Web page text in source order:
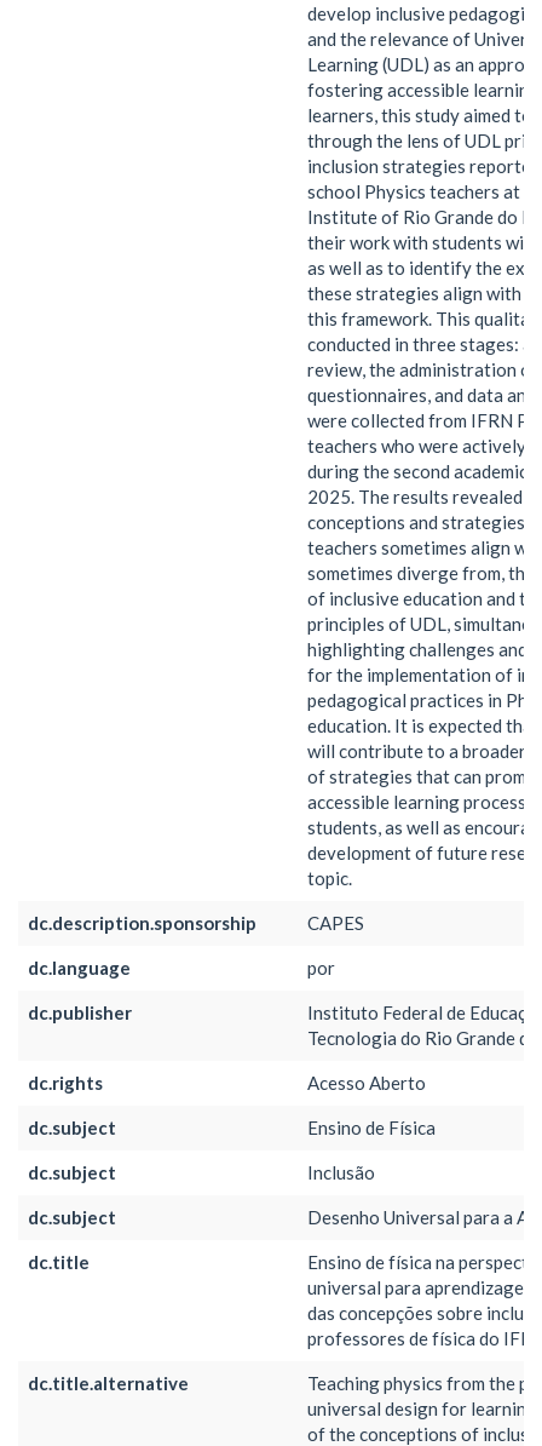
develop inclusive
and the relevance of
Learning (UDL) as an
fostering accessible
learners, this study aimed to
through the lens of UDL
inclusion strategies
school Physics teachers at
Institute of Rio Grande do
their work with students
as well as to identify the
these strategies align with
this framework. This
conducted in three stages:
review, the administration of
questionnaires, and data
were collected from IFRN
teachers who were actively
during the second academic
2025. The results revealed
conceptions and strategies
teachers sometimes align
sometimes diverge from, the
of inclusive education and
principles of UDL,
highlighting challenges and
for the implementation of
pedagogical practices in
education. It is expected
will contribute to a broader
of strategies that can
accessible learning process
students, as well as
development of future
topic.
dc.description.sponsorship CAPES
dc.language por
dc.publisher
Instituto Federal de
Tecnologia do Rio Grande
dc.rights Acesso Aberto
dc.subject Ensino de Física
dc.subject Inclusão
dc.subject Desenho Universal para a
dc.title
Ensino de física na
universal para
das concepções sobre
professores de física do
dc.title.alternative
Teaching physics from the
universal design for
of the conceptions of